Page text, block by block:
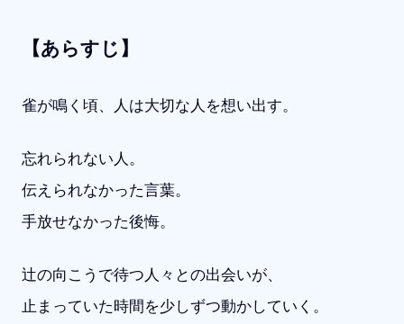
【あらすじ】
雀が鳴く頃、人は大切な人を想い出す。
忘れられない人。
伝えられなかった言葉。
手放せなかった後悔。
辻の向こうで待つ人々との出会いが、
止まっていた時間を少しずつ動かしていく。